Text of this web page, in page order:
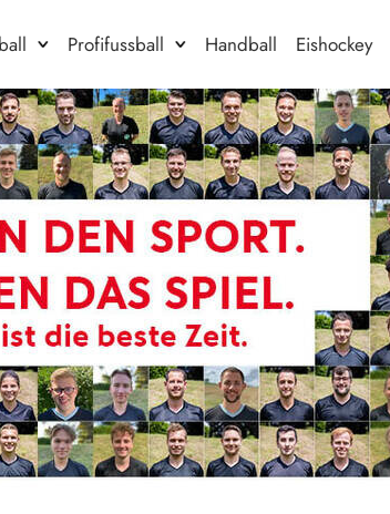
Profifussball Handball Eishockey